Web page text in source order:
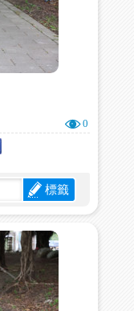
0
標籤